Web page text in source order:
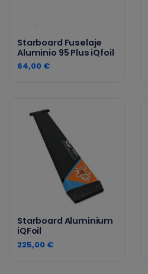
Starboard Fuselaje
Aluminio 95 Plus iQfoil
64,00 €
Starboard Aluminium
iQFoil
225,00 €